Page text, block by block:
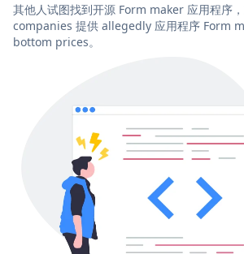
其他人试图找到开源 Form maker 应用程序
companies 提供 allegedly 应用程序 Form
bottom prices。